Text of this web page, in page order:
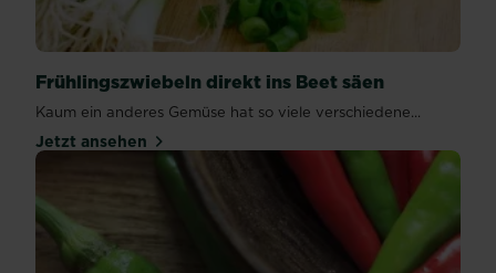
Frühlingszwiebeln direkt ins Beet säen
Kaum ein anderes Gemüse hat so viele verschiedene...
Jetzt ansehen